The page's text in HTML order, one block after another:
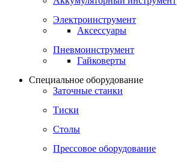
Электроинструмент
Аксессуары
Пневмоинструмент
Гайковерты
Специальное оборудование
Заточные станки
Тиски
Столы
Прессовое оборудование